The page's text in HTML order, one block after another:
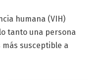
humana (VIH)
tanto una persona
susceptible a